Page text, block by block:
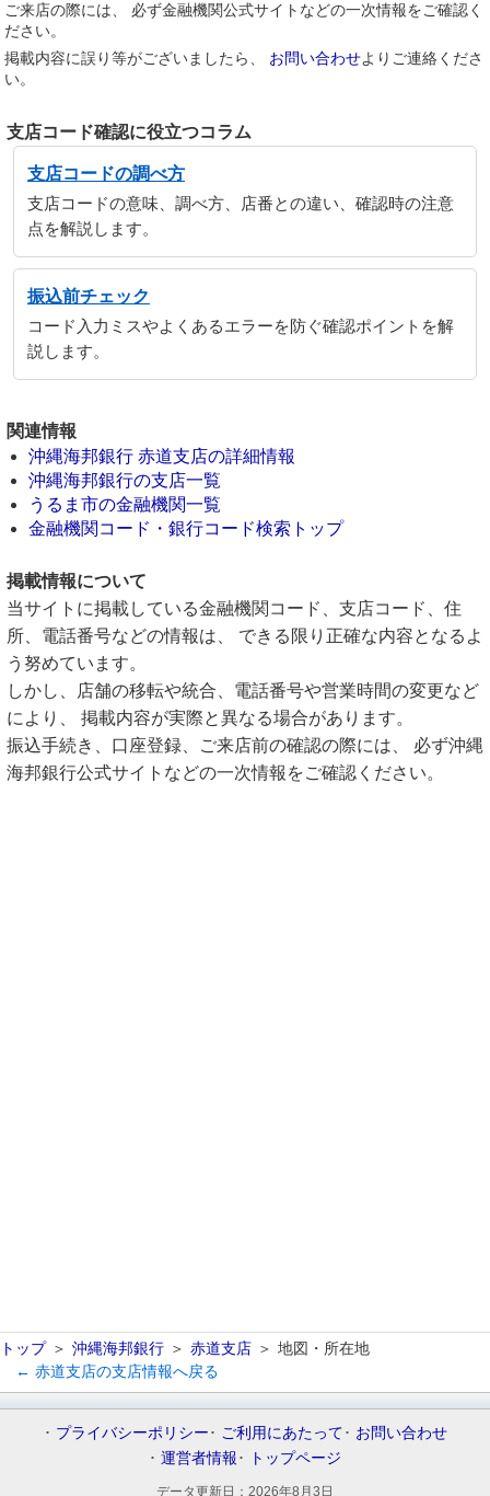
ご来店の際には、 必ず金融機関公式サイトなどの一次情報をご確認く
ださい。
掲載内容に誤り等がございましたら、 お問い合わせよりご連絡くださ
い。
支店コード確認に役立つコラム
支店コードの調べ方
支店コードの意味、調べ方、店番との違い、確認時の注意
点を解説します。
振込前チェック
コード入力ミスやよくあるエラーを防ぐ確認ポイントを解
説します。
関連情報
沖縄海邦銀行 赤道支店の詳細情報
沖縄海邦銀行の支店一覧
うるま市の金融機関一覧
金融機関コード・銀行コード検索トップ
掲載情報について
当サイトに掲載している金融機関コード、支店コード、住
所、電話番号などの情報は、 できる限り正確な内容となるよ
う努めています。
しかし、店舗の移転や統合、電話番号や営業時間の変更など
により、 掲載内容が実際と異なる場合があります。
振込手続き、口座登録、ご来店前の確認の際には、 必ず沖縄
海邦銀行公式サイトなどの一次情報をご確認ください。
トップ 沖縄海邦銀行 赤道支店
地図・所在地
← 赤道支店の支店情報へ戻る
プライバシーポリシー ご利用にあたって
お問い合わせ
運営者情報
トップページ
データ更新日： 2026年8月3日